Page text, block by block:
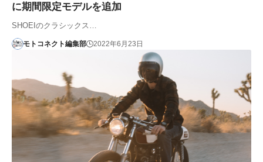
に期間限定モデルを追加
SHOEIのクラシックス…
モトコネクト編集部 2022年6月23日